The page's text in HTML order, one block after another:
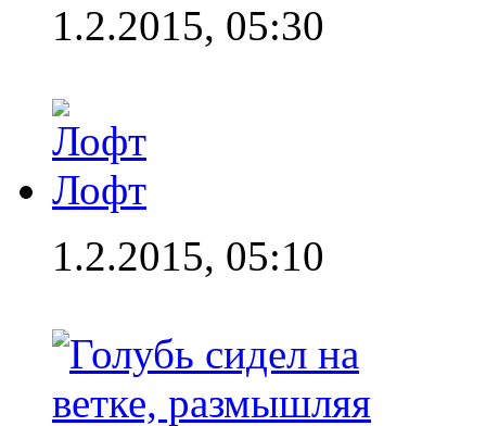
1.2.2015, 05:30
Лофт
1.2.2015, 05:10